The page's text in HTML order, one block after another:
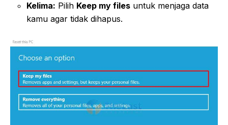
Kelima: Pilih Keep my files untuk menjaga data
kamu agar tidak dihapus.